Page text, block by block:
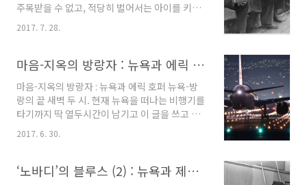
주목받을 수 없고, 적당히 벌어서는 아이를 키울
수 없으며, 적당히 내 걸 포기해도 선해질 수가 없
다. ‘적당히’라는 단어가 실종된 이런 이상한 환경
간이다. 스스로를 극한으로 몰아붙여 외부와 내
위해서라면 기꺼이 몸의 정기신(精氣神)을 불살
라 연료로 쓰는 열정맨. 요즘 같은 세상에 모범적
인 일꾼이라고 하겠다. 요즘 지구촌에서 이렇지
않은 곳이 얼마나 되겠냐마는, 헬뉴욕은 헬조선
시다. 만인은 노동시장에 던져진다. 특히나 이..
2017. 7. 28.
마음-지옥의 방랑자 : 뉴욕과 에릭 호퍼
마음-지옥의 방랑자 : 뉴욕과 에릭 호퍼 뉴욕-방
랑의 끝 새벽 두 시. 현재 뉴욕을 떠나는 비행기를
타기까지 딱 열두시간이 남기고 이 글을 쓰고 있
다. 사 년 전 멋모르고 뉴욕에 온 후 한국으로 돌
아가는 처음이자 마지막 비행기다. 뉴욕의 마지
까 겁이 난다. 훗날 이 글을 떠올리며 ‘이불킥’ 하
2017. 6. 30.
‘노바디’의 블루스 (2) : 뉴욕과 제임스 볼드윈